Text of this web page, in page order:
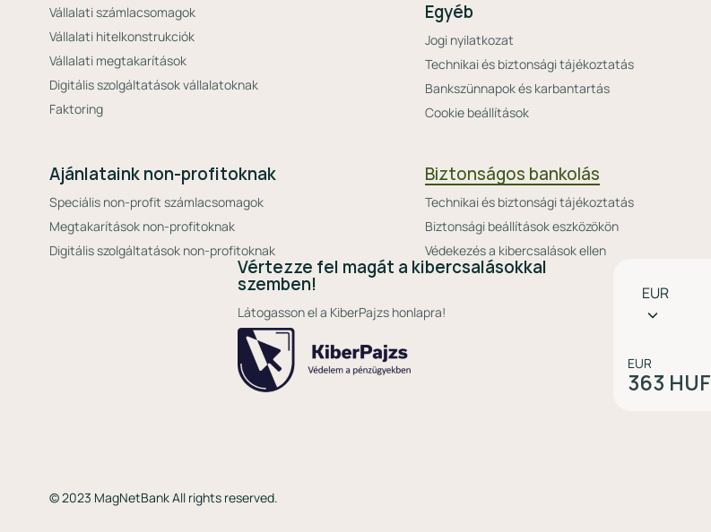
Vállalati számlacsomagok
Vállalati hitelkonstrukciók
Vállalati megtakarítások
Digitális szolgáltatások vállalatoknak
Faktoring
Egyéb
Jogi nyilatkozat
Technikai és biztonsági tájékoztatás
Bankszünnapok és karbantartás
Cookie beállítások
Ajánlataink non-profitoknak
Speciális non-profit számlacsomagok
Megtakarítások non-profitoknak
Digitális szolgáltatások non-profitoknak
Biztonságos bankolás
Technikai és biztonsági tájékoztatás
Biztonsági beállítások eszközökön
Védekezés a kibercsalások ellen
Vértezze fel magát a kibercsalásokkal
szemben!
Látogasson el a KiberPajzs honlapra!
választó
EUR
EUR
363 HUF
© 2023 MagNetBank All rights reserved.